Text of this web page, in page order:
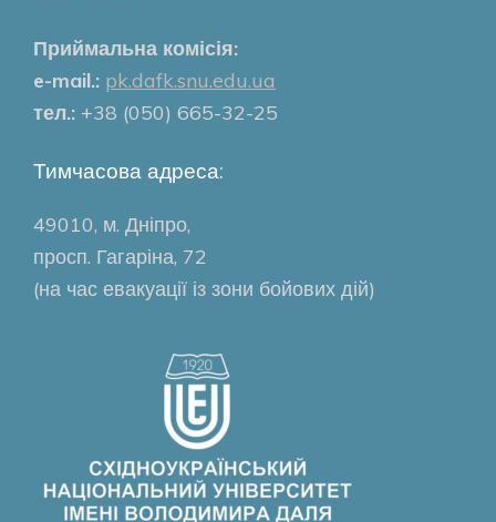
Приймальна комісія:
e-mail.: pk.dafk.snu.edu.ua
тел.: +38 (050) 665-32-25
Тимчасова адреса:
49010, м. Дніпро,
просп. Гагаріна, 72
(на час евакуації із зони бойових дій)